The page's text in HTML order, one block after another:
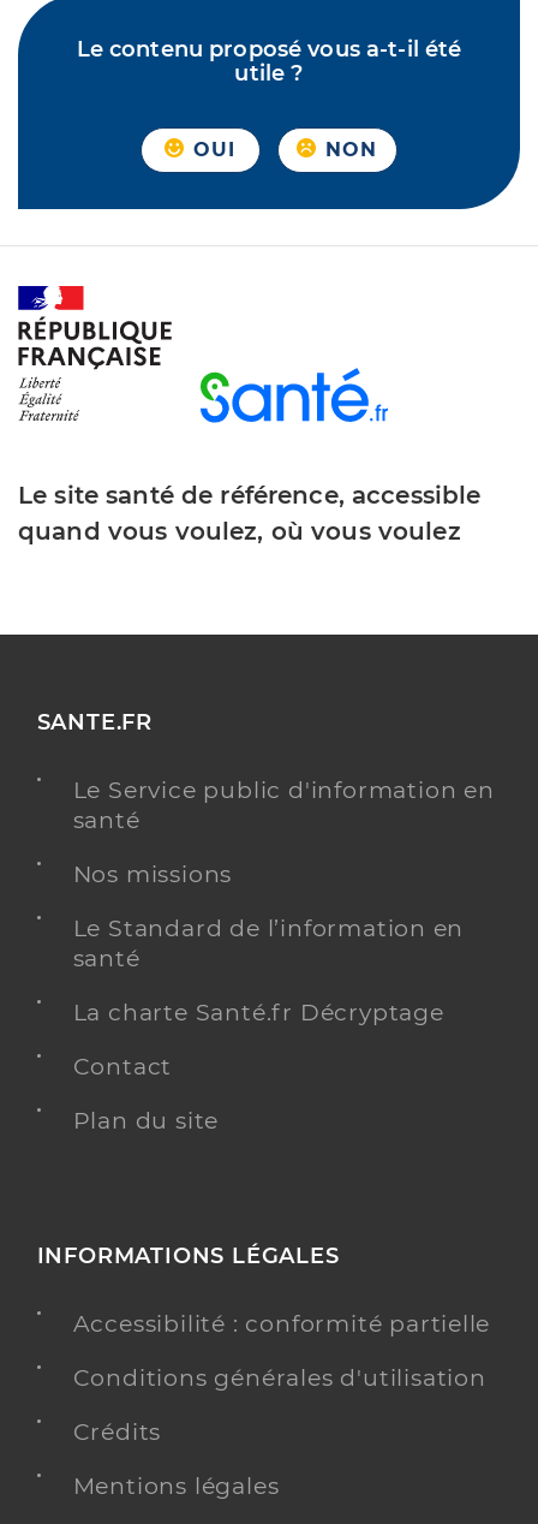
Le contenu proposé vous a-t-il été
utile ?
OUI NON
Le site santé de référence, accessible
quand vous voulez, où vous voulez
SANTE.FR
Le Service public d'information en
santé
Nos missions
Le Standard de l’information en
santé
La charte Santé.fr Décryptage
Contact
Plan du site
INFORMATIONS LÉGALES
Accessibilité : conformité partielle
Conditions générales d'utilisation
Crédits
Mentions légales